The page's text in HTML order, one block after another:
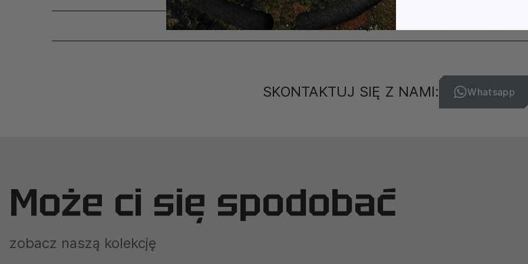
JAK DBAĆ O BIŻUTERIĘ, ABY ZACHOWAŁA SWÓJ BLASK?
SKONTAKTUJ SIĘ Z NAMI: Whatsapp
Może ci się spodobać
zobacz naszą kolekcję